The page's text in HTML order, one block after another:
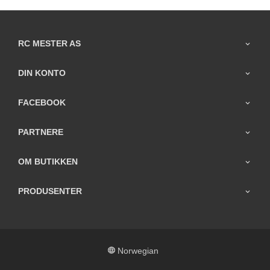
RC MESTER AS
DIN KONTO
FACEBOOK
PARTNERE
OM BUTIKKEN
PRODUSENTER
Norwegian